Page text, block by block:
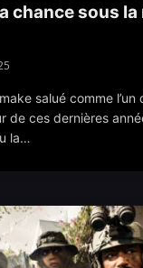
chance sous
salué comme l’un
de ces dernières
la…